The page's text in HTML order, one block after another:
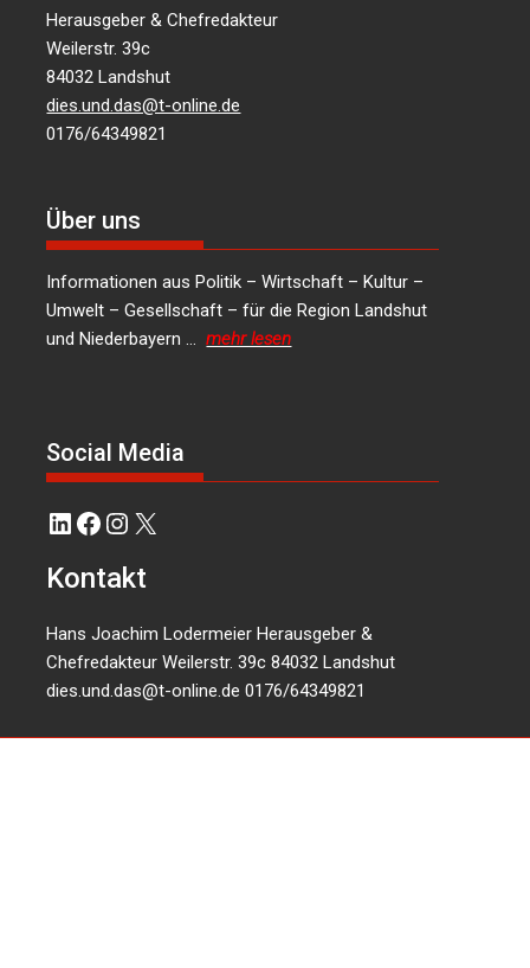
Herausgeber & Chefredakteur
Weilerstr. 39c
84032 Landshut
dies.und.das@t-online.de
0176/64349821
Über uns
Informationen aus Politik – Wirtschaft – Kultur –
Umwelt – Gesellschaft – für die Region Landshut
und Niederbayern …mehr lesen
Social Media
LinkedIn
Facebook
Instagram
X
Kontakt
Hans Joachim Lodermeier Herausgeber &
Chefredakteur Weilerstr. 39c 84032 Landshut
dies.und.das@t-online.de 0176/64349821